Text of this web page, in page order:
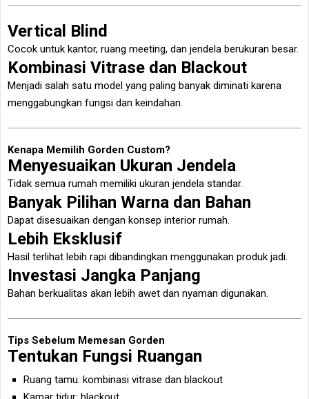
Vertical Blind
Cocok untuk kantor, ruang meeting, dan jendela berukuran besar.
Kombinasi Vitrase dan Blackout
Menjadi salah satu model yang paling banyak diminati karena
menggabungkan fungsi dan keindahan.
Kenapa Memilih Gorden Custom?
Menyesuaikan Ukuran Jendela
Tidak semua rumah memiliki ukuran jendela standar.
Banyak Pilihan Warna dan Bahan
Dapat disesuaikan dengan konsep interior rumah.
Lebih Eksklusif
Hasil terlihat lebih rapi dibandingkan menggunakan produk jadi.
Investasi Jangka Panjang
Bahan berkualitas akan lebih awet dan nyaman digunakan.
Tips Sebelum Memesan Gorden
Tentukan Fungsi Ruangan
Ruang tamu: kombinasi vitrase dan blackout